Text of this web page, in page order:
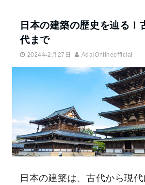
日本の建築の歴史を辿る！
代まで
2024年2月27日 AdalOnlineofficial
日本の建築は、古代から現代